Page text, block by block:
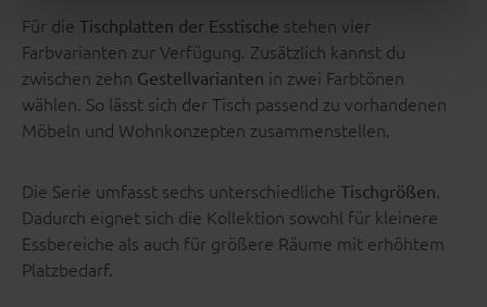
Für die Tischplatten der Esstische stehen vier
Farbvarianten zur Verfügung. Zusätzlich kannst du
zwischen zehn Gestellvarianten in zwei Farbtönen
wählen. So lässt sich der Tisch passend zu vorhandenen
Möbeln und Wohnkonzepten zusammenstellen.
Die Serie umfasst sechs unterschiedliche Tischgrößen.
Dadurch eignet sich die Kollektion sowohl für kleinere
Essbereiche als auch für größere Räume mit erhöhtem
Platzbedarf.